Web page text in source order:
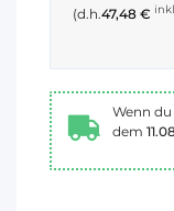
(d.h.47,48 €
Wenn
dem